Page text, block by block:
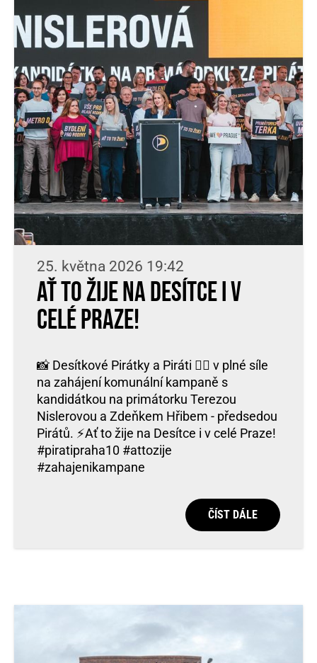
25. května 2026 19:42
Ať to žije na Desítce i v
celé Praze!
📸 Desítkové Pirátky a Piráti 🏴‍☠️ v plné síle
na zahájení komunální kampaně s
kandidátkou na primátorku Terezou
Nislerovou a Zdeňkem Hřibem - předsedou
Pirátů. ⚡️Ať to žije na Desítce i v celé Praze!
#piratipraha10 #attozije
#zahajenikampane
ČÍST DÁLE